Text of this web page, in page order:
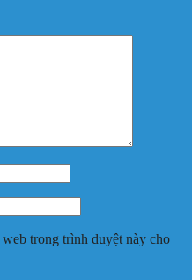
trong trình duyệt này cho